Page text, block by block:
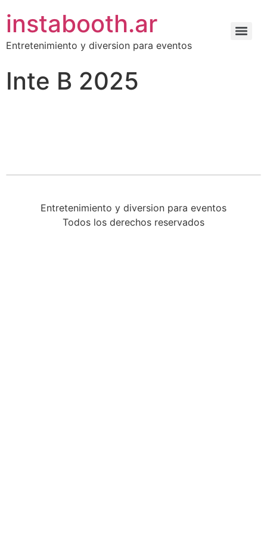
instabooth.ar
Entretenimiento y diversion para eventos
Inte B 2025
Entretenimiento y diversion para eventos
Todos los derechos reservados